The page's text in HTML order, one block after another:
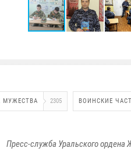
МУЖЕСТВА 2305 ВОИНСКИЕ
Пресс-служба Уральского ордена